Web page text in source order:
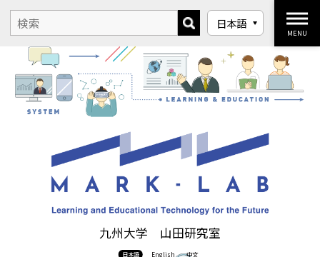
九州大学 山田研究室
日本語 English 中文
MENU